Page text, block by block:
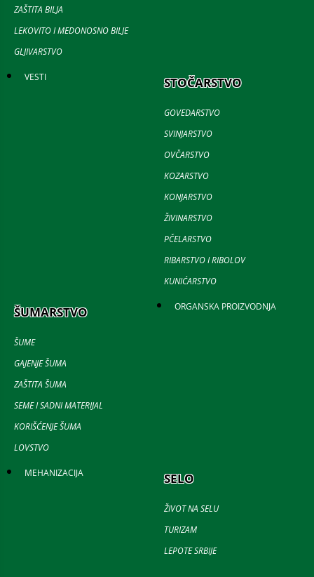
ZAŠTITA BILJA
LEKOVITO I MEDONOSNO BILJE
GLJIVARSTVO
VESTI STOČARSTVO
GOVEDARSTVO
SVINJARSTVO
OVČARSTVO
KOZARSTVO
KONJARSTVO
ŽIVINARSTVO
PČELARSTVO
RIBARSTVO I RIBOLOV
KUNIĆARSTVO
ŠUMARSTVO
ŠUME
GAJENJE ŠUMA
ZAŠTITA ŠUMA
SEME I SADNI MATERIJAL
KORIŠĆENJE ŠUMA
LOVSTVO
ORGANSKA PROIZVODNJA
MEHANIZACIJA SELO
ŽIVOT NA SELU
TURIZAM
LEPOTE SRBIJE